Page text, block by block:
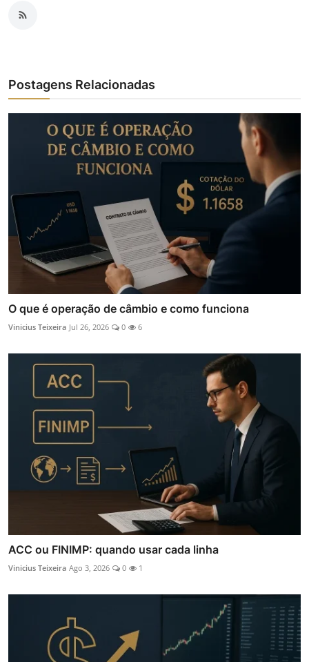
Postagens Relacionadas
O que é operação de câmbio e como funciona
Vinicius Teixeira Jul 26, 2026 0 6
ACC ou FINIMP: quando usar cada linha
Vinicius Teixeira Ago 3, 2026 0 1